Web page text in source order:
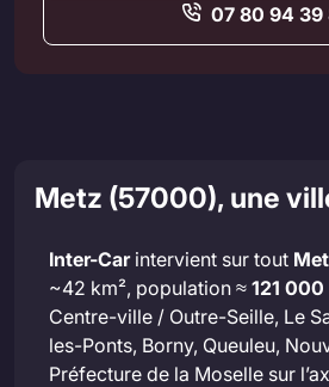
07 80 94 39
Metz (57000), une
Inter-Carintervient sur tout
~42 km², population ≈ 121
Centre-ville / Outre-Seille, Le
les-Ponts, Borny, Queuleu,
Préfecture de la Moselle sur